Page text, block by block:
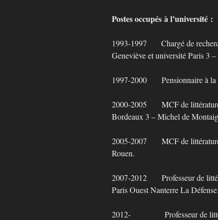
Postes occupés à l’université :
1993-1997 Chargé de
Geneviève et université Paris 3
1997-2000 Pensionnaire à la
2000-2005 MCF de
Bordeaux 3 – Michel de
2005-2007 MCF de
Rouen.
2007-2012 Professeur de
Paris Ouest Nanterre La Défense.
2012- Professeur de